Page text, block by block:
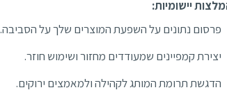
יישומיות:
פרסום נתונים על השפעת המוצרים שלך על הסביבה.
יצירת קמפיינים שמעודדים מחזור ושימוש חוזר.
הדגשת תרומת המותג לקהילה ולמאמצים ירוקים.